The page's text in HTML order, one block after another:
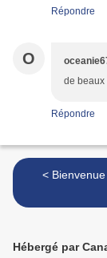
Répondre
O
de beaux
Répondre
<
Hébergé par